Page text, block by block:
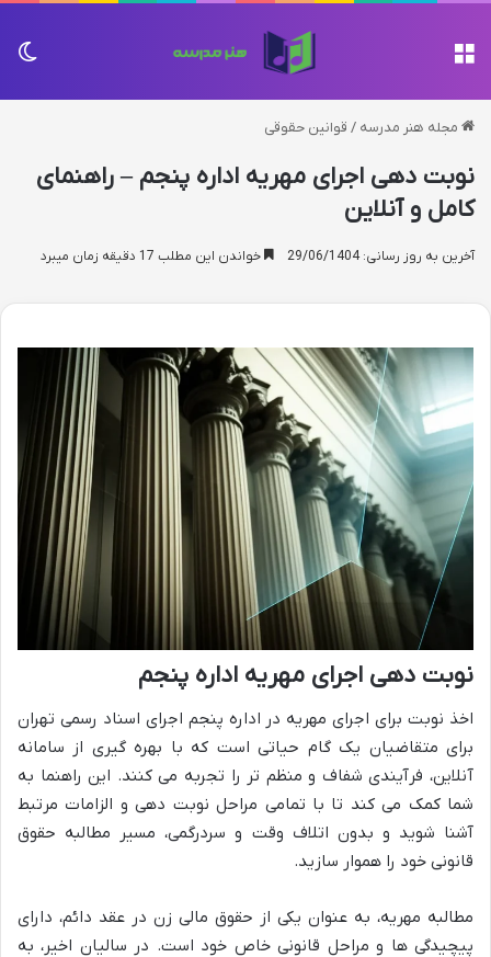
مجله هنر مدرسه / قوانین حقوقی
نوبت دهی اجرای مهریه اداره پنجم – راهنمای
کامل و آنلاین
آخرین به روز رسانی: 29/06/1404 خواندن این مطلب 17 دقیقه زمان میبرد
نوبت دهی اجرای مهریه اداره پنجم
اخذ نوبت برای اجرای مهریه در اداره پنجم اجرای اسناد رسمی تهران
برای متقاضیان یک گام حیاتی است که با بهره گیری از سامانه
آنلاین، فرآیندی شفاف و منظم تر را تجربه می کنند. این راهنما به
شما کمک می کند تا با تمامی مراحل نوبت دهی و الزامات مرتبط
آشنا شوید و بدون اتلاف وقت و سردرگمی، مسیر مطالبه حقوق
قانونی خود را هموار سازید.
مطالبه مهریه، به عنوان یکی از حقوق مالی زن در عقد دائم، دارای
پیچیدگی ها و مراحل قانونی خاص خود است. در سالیان اخیر، به